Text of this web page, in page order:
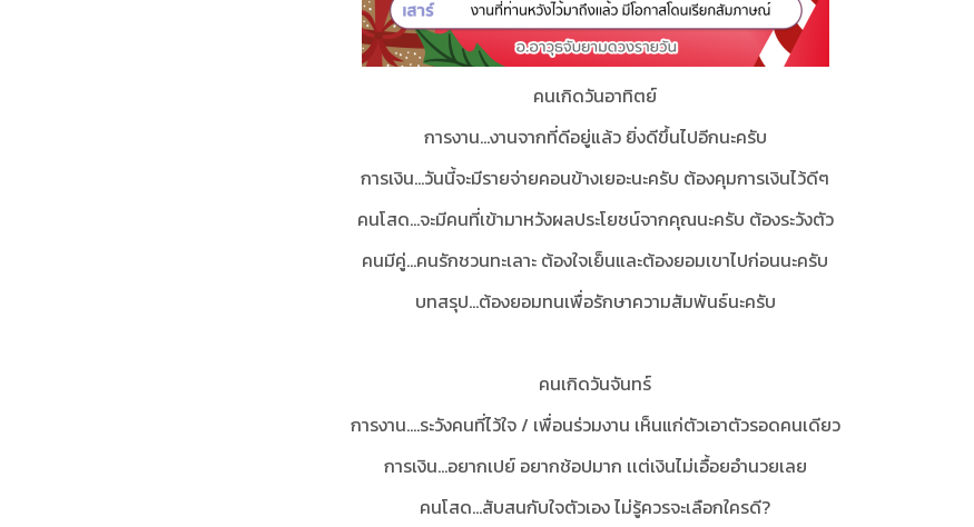
คนเกิดวันอาทิตย์
การงาน...งานจากที่ดีอยู่แล้ว ยิ่งดีขึ้นไปอีกนะครับ
การเงิน...วันนี้จะมีรายจ่ายคอนข้างเยอะนะครับ ต้องคุมการเงินไว้ดีๆ
คนโสด...จะมีคนที่เข้ามาหวังผลประโยชน์จากคุณนะครับ ต้องระวังตัว
คนมีคู่…คนรักชวนทะเลาะ ต้องใจเย็นและต้องยอมเขาไปก่อนนะครับ
บทสรุป…ต้องยอมทนเพื่อรักษาความสัมพันธ์นะครับ
คนเกิดวันจันทร์
การงาน....ระวังคนที่ไว้ใจ / เพื่อนร่วมงาน เห็นแก่ตัวเอาตัวรอดคนเดียว
การเงิน...อยากเปย์ อยากช้อปมาก เเต่เงินไม่เอื้อยอำนวยเลย
คนโสด...สับสนกับใจตัวเอง ไม่รู้ควรจะเลือกใครดี?